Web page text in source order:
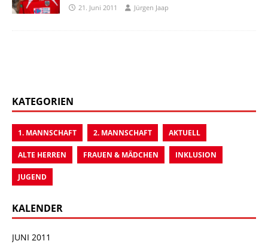
21. Juni 2011 Jürgen Jaap
KATEGORIEN
1. MANNSCHAFT 2. MANNSCHAFT AKTUELL
ALTE HERREN FRAUEN & MÄDCHEN INKLUSION
JUGEND
KALENDER
JUNI 2011